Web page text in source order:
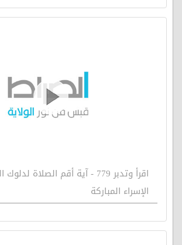
اقرأ وتدبر 779 - آية أقم
الإسراء المباركة